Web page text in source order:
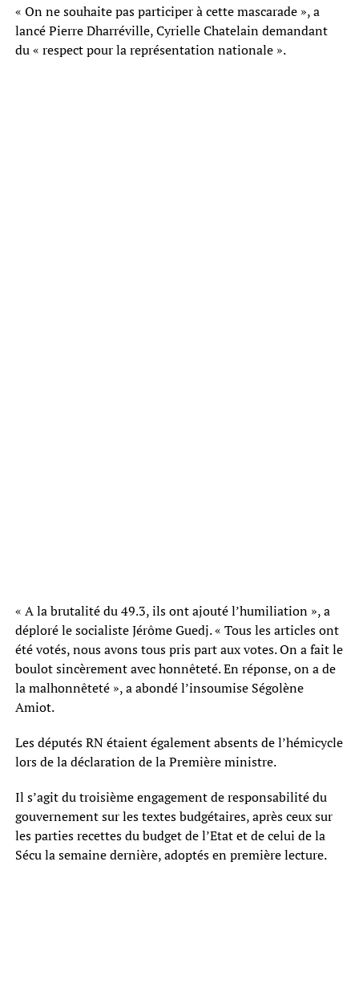
« On ne souhaite pas participer à cette mascarade », a
lancé Pierre Dharréville, Cyrielle Chatelain demandant
du « respect pour la représentation nationale ».
« A la brutalité du 49.3, ils ont ajouté l’humiliation », a
déploré le socialiste Jérôme Guedj. « Tous les articles ont
été votés, nous avons tous pris part aux votes. On a fait le
boulot sincèrement avec honnêteté. En réponse, on a de
la malhonnêteté », a abondé l’insoumise Ségolène
Amiot.
Les députés RN étaient également absents de l’hémicycle
lors de la déclaration de la Première ministre.
Il s’agit du troisième engagement de responsabilité du
gouvernement sur les textes budgétaires, après ceux sur
les parties recettes du budget de l’Etat et de celui de la
Sécu la semaine dernière, adoptés en première lecture.